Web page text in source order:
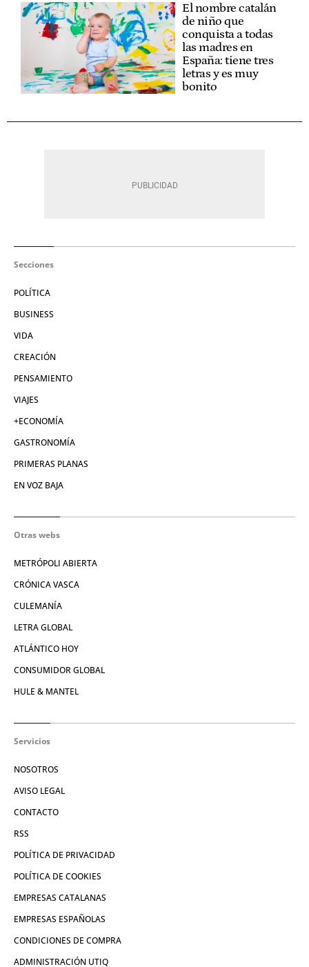
El nombre catalán
de niño que
conquista a todas
las madres en
España: tiene tres
letras y es muy
bonito
Secciones
POLÍTICA
BUSINESS
VIDA
CREACIÓN
PENSAMIENTO
VIAJES
+ECONOMÍA
GASTRONOMÍA
PRIMERAS PLANAS
EN VOZ BAJA
Otras webs
METRÓPOLI ABIERTA
CRÓNICA VASCA
CULEMANÍA
LETRA GLOBAL
ATLÁNTICO HOY
CONSUMIDOR GLOBAL
HULE & MANTEL
Servicios
NOSOTROS
AVISO LEGAL
CONTACTO
RSS
POLÍTICA DE PRIVACIDAD
POLÍTICA DE COOKIES
EMPRESAS CATALANAS
EMPRESAS ESPAÑOLAS
CONDICIONES DE COMPRA
ADMINISTRACIÓN UTIQ